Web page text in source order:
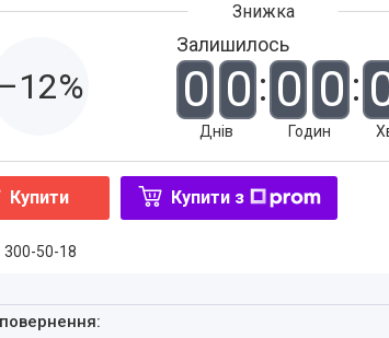
Залишилось
0 0
Днів
0 0
Годин
Купити Купити з
300-50-18